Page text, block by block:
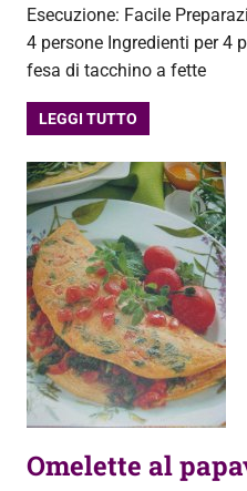
Esecuzione: Facile
4 persone Ingredienti per 4
fesa di tacchino a fette
LEGGI TUTTO
Omelette al